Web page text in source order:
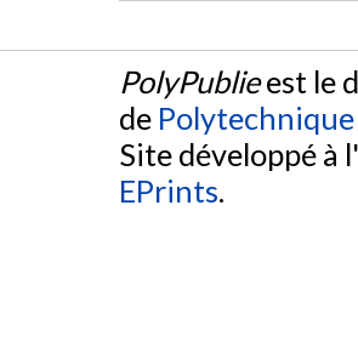
PolyPublieest le
de
Site développé à
EPrints.